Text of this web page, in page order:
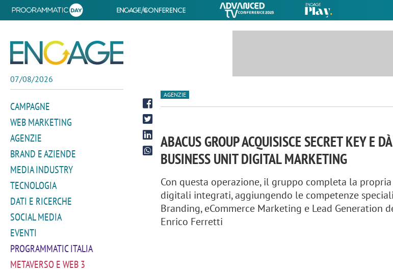
07/08/2026
CAMPAGNE
WEB MARKETING
AGENZIE
BRAND E AZIENDE
MEDIA INDUSTRY
TECNOLOGIA
DATI E RICERCHE
SOCIAL MEDIA
EVENTI
PROGRAMMATIC ITALIA
METAVERSO E WEB 3
AGENZIE
ABACUS GROUP ACQUISISCE SECRET KEY E
BUSINESS UNIT DIGITAL MARKETING
Con questa operazione, il gruppo completa la
digitali integrati, aggiungendo le competenze
Branding, eCommerce Marketing e Lead Generation
Enrico Ferretti